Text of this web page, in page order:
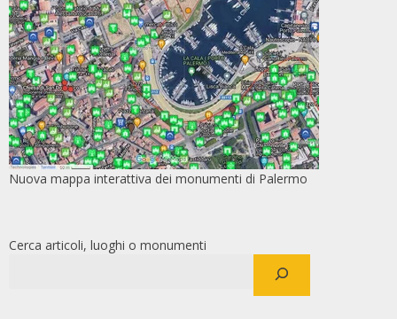
Nuova mappa interattiva dei monumenti di Palermo
Cerca articoli, luoghi o monumenti